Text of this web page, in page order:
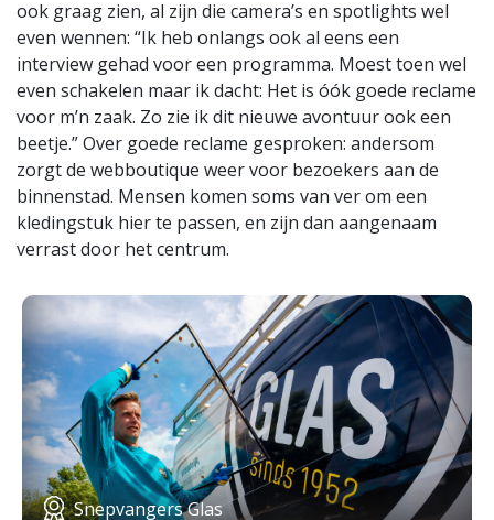
ook graag zien, al zijn die camera’s en spotlights wel
even wennen: “Ik heb onlangs ook al eens een
interview gehad voor een programma. Moest toen wel
even schakelen maar ik dacht: Het is óók goede reclame
voor m’n zaak. Zo zie ik dit nieuwe avontuur ook een
beetje.” Over goede reclame gesproken: andersom
zorgt de webboutique weer voor bezoekers aan de
binnenstad. Mensen komen soms van ver om een
kledingstuk hier te passen, en zijn dan aangenaam
verrast door het centrum.
Snepvangers Glas